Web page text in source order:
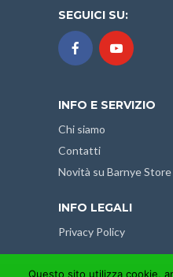
SEGUICI SU:
INFO E SERVIZIO
Chi siamo
Contatti
Novità su Barnye Store
INFO LEGALI
Privacy Policy
Questo sito utilizza cookie,